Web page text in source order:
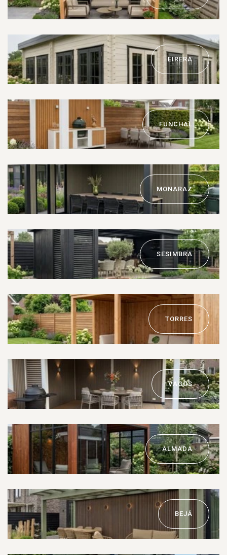
EIRERA
FUNCHAL
MONARAZ
SESIMBRA
TORRES
VAGOS
ALMADA
BEJÁ